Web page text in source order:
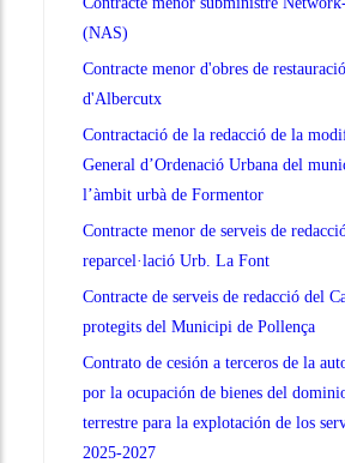
(NAS)
Contracte menor d'obres de
d'Albercutx
Contractació de la redacció de la
General d’Ordenació Urbana del
l’àmbit urbà de Formentor
Contracte menor de serveis de
reparcel·lació Urb. La Font
Contracte de serveis de redacció del
protegits del Municipi de Pollença
Contrato de cesión a terceros de la
por la ocupación de bienes del
terrestre para la explotación de los
2025-2027